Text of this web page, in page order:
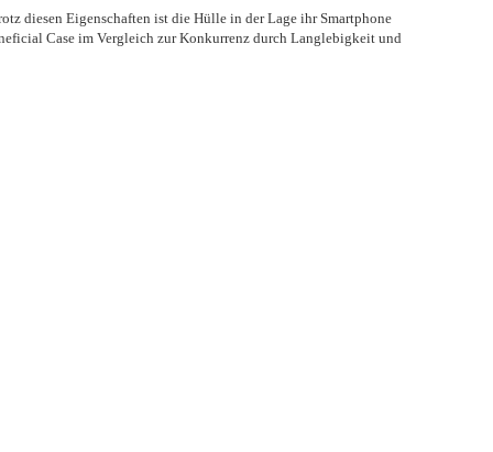
diesen Eigenschaften ist die Hülle in der Lage ihr Smartphone
Case im Vergleich zur Konkurrenz durch Langlebigkeit und